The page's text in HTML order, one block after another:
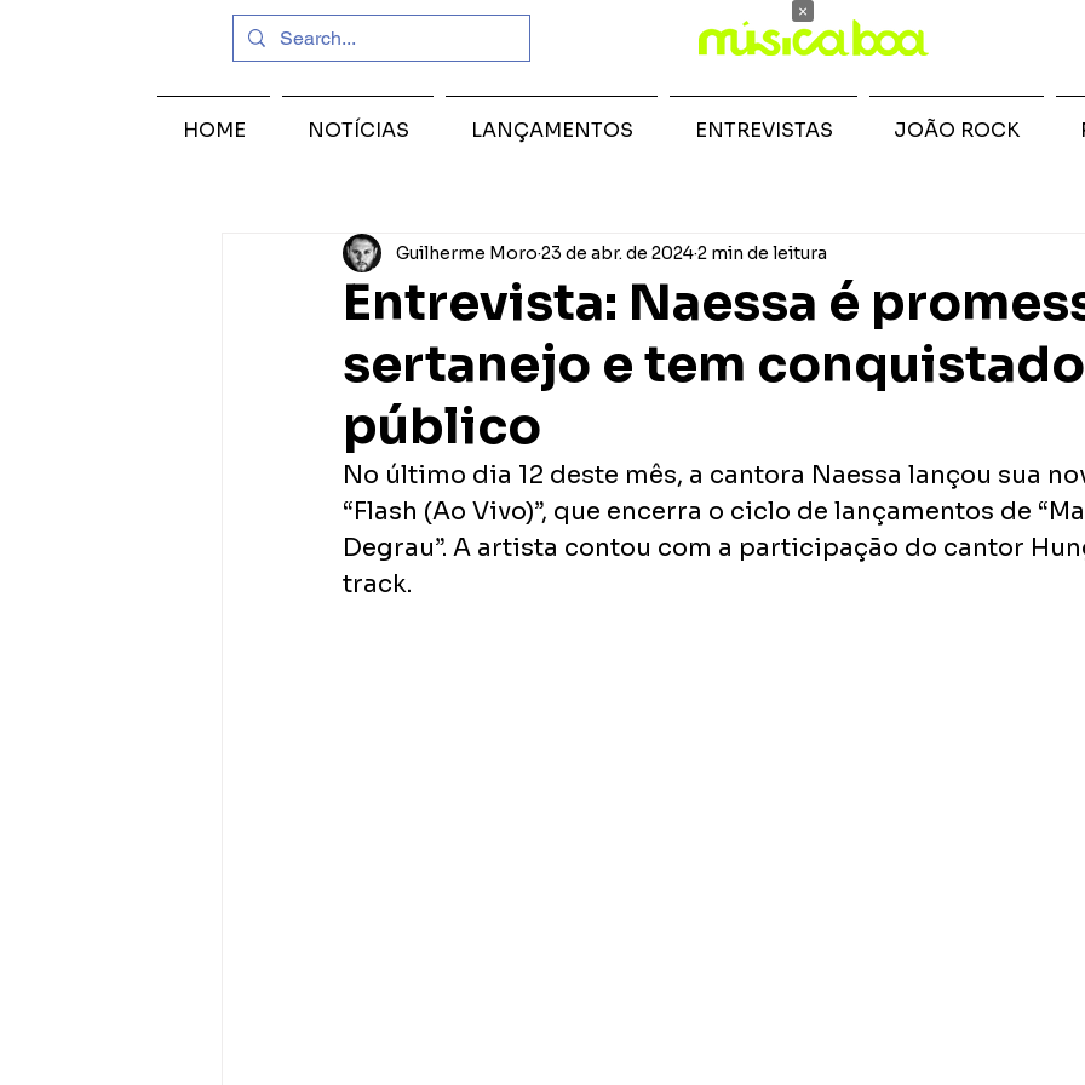
Entrevista: Naessa é
sertanejo e tem
público
Guilherme Moro 23 de abr. de 20242 min de leitura
No último dia 12 deste mês, a cantora Naessa lançou sua
“Flash (Ao Vivo)”, que encerra o ciclo de lançamentos de
Degrau”. A artista contou com a participação do cantor
track.
HOME NOTÍCIAS LANÇAMENTOS ENTREVISTAS JOÃO ROCK
×